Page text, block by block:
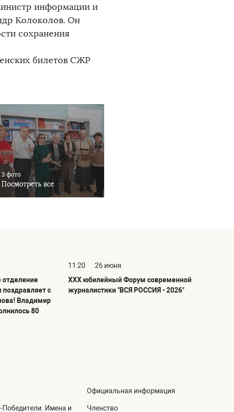
информации и
Колоколов. Он
сохранения
билетов СЖР
3 фото
Посмотреть все
отделение
с
Владимир
80
11:20
26 июня
ХХХ юбилейный Форум современной
журналистики "ВСЯ РОССИЯ - 2026"
Имена и
Официальная информация
Членство